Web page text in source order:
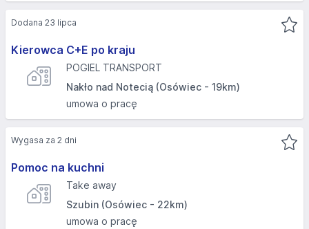
Kierowca C+E po kraju
POGIEL TRANSPORT
Nakło nad Notecią (Osówiec - 19km)
umowa o pracę
Dodana 23 lipca
Pomoc na kuchni
Take away
Szubin (Osówiec - 22km)
umowa o pracę
Wygasa za 2 dni